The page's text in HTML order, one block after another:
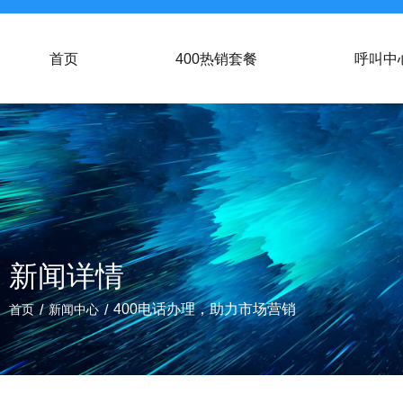
首页 400热销套餐 呼叫中
新闻详情
首页 /新闻中心 / 400电话办理，助力市场营销